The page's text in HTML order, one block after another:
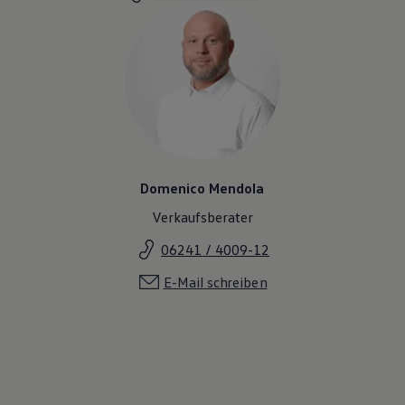
Volkswagen Apps, Login und Shop
Handy und Fahrzeug verbinden
Updates für Software, Karten und Radio
Vorgängermodelle
Kundeninformationen
Volkswagen Kundenbetreuung
Warn- und Kontrollleuchten
Lifestyle
Transport
Familie
Elektromobilität
Volkswagen R
Pannen- und Unfallhilfe
Domenico Mendola
Verkaufsberater
06241 / 4009-12
E-Mail schreiben